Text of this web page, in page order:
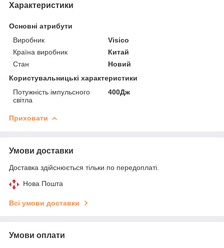
Характеристики
Основні атрибути
Виробник
Visico
Країна виробник
Китай
Стан
Новий
Користувальницькі характеристики
Потужність імпульсного
світла
400Дж
Приховати
Умови доставки
Доставка здійснюється тільки по передоплаті.
Нова Пошта
Всі умови доставки
Умови оплати